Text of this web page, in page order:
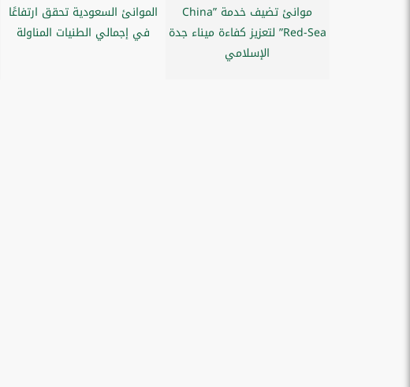
موانئ تضيف خدمة ”China
Red-Sea” لتعزيز كفاءة ميناء جدة
الإسلامي
الموانئ السعودية تحقق ارتفاعًا
في إجمالي الطنيات المناولة